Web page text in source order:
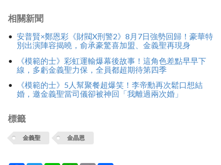
相關新聞
安普賢×鄭恩彩《財閥X刑警2》8月7日強勢回歸！豪華特
別出演陣容揭曉，俞承豪驚喜加盟、金義聖再現身
《模範的士》彩虹運輸爆幕後故事！這角色差點早早下
線，多虧金義聖力保，全員都超期待第四季
《模範的士》5人幫聚餐超爆笑！李帝勳再次鬆口想結
婚，邀金義聖當司儀卻被神回「我離過兩次婚」
標籤
金義聖 金晶恩